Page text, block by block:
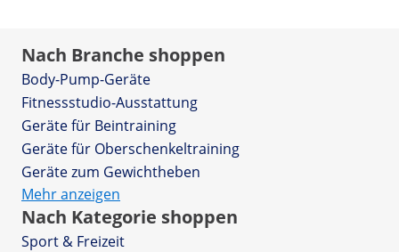
Nach Branche shoppen
Body-Pump-Geräte
Fitnessstudio-Ausstattung
Geräte für Beintraining
Geräte für Oberschenkeltraining
Geräte zum Gewichtheben
Mehr anzeigen
Nach Kategorie shoppen
Sport & Freizeit